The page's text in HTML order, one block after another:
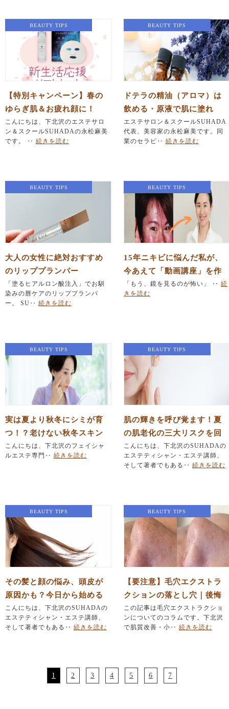
BEAUTY TIPS
【特別キャンペーン】春の
ゆらぎ肌＆お疲れ顔に！
「新生活応援リフトセッ
ト」のお知らせ
こんにちは、下北沢のエステサロ
ン＆スクールSUHADAの永松麻美
です。 ‥ 続きを読む
BEAUTY TIPS
ドテラの精油（アロマ）は
飲める・原液で肌に塗れ
る？国際ライセンス保有の
プロが解説
エステサロン＆スクールSUHADA
代表、美容家の永松麻美です。同
業のセラピ‥ 続きを読む
BEAUTY TIPS
大人の女性に絶対おすすめ
のリッププランパー
「塗るヒアルロン酸注入」でお馴
染みの唇ケアのリッププランパ
ー。 SU‥ 続きを読む
BEAUTY TIPS
15年ニキビに悩んだ私が、
今あえて「動画講座」を作
った本当の理由。「顔洗っ
てないの？」と笑われた過
「もう、鏡を見るのが怖い」 ‥ 続
きを読む
BEAUTY TIPS
実は夏より秋冬にシミが育
つ！？老けない秋冬スキン
ケア
こんにちは、下北沢のフェイシャ
ルエステ専門‥ 続きを読む
BEAUTY TIPS
肌の輝きを呼び覚ます！夏
の肌老化の三大リスクを回
避して自信の持てる肌へ。
こんにちは、下北沢のSUHADAの
エステティシャン・エステ講師、
そして著者でもある‥ 続きを読む
BEAUTY TIPS
その髪と顔の悩み、頭皮が
原因かも？今日から始める
頭皮マッサージ習慣
こんにちは、下北沢のSUHADAの
エステティシャン・エステ講師、
そして著者でもある‥ 続きを読む
BEAUTY TIPS
【要注意】毛穴エクストラ
クションの落とし穴｜後悔
する前に知るべきリスクと
正しい知識（下北沢SUHAD
この記事は毛穴エクストラクショ
ンについてのコラムです。下北沢
で肌質改善・小‥ 続きを読む
1 2 3 4 5 6 7